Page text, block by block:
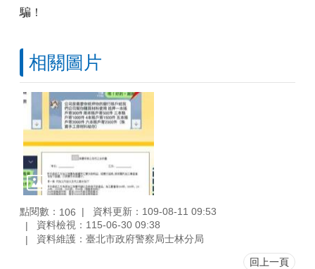
騙！
相關圖片
點閱數： 106
資料更新：109-08-11 09:53
資料檢視：115-06-30 09:38
資料維護：臺北市政府警察局士林分局
回上一頁